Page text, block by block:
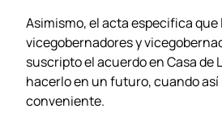
Asimismo, el acta especifica que
vicegobernadores y
suscripto el acuerdo en Casa de
hacerlo en un futuro, cuando así
conveniente.